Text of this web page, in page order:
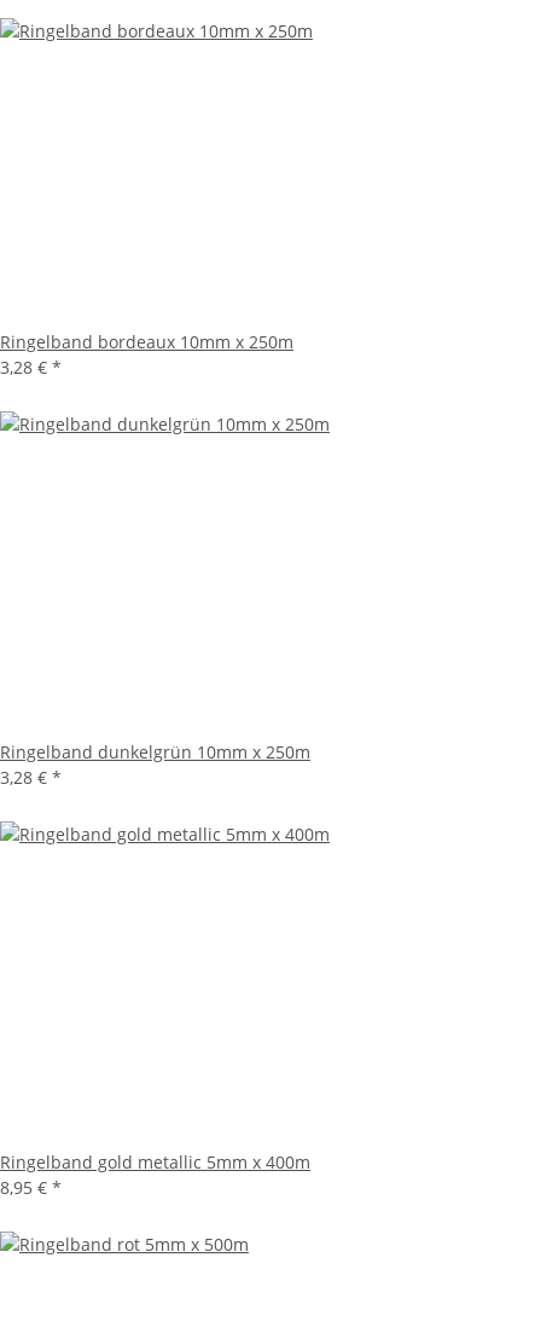
Ringelband bordeaux 10mm x 250m
3,28 € *
Ringelband dunkelgrün 10mm x 250m
3,28 € *
Ringelband gold metallic 5mm x 400m
8,95 € *